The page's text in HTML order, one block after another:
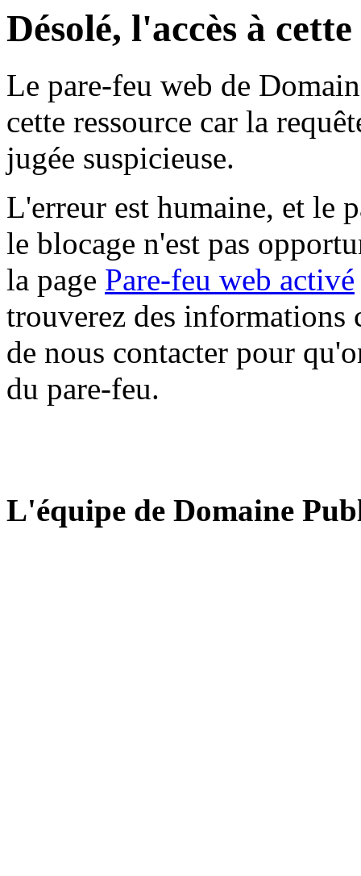
Désolé, l'accès à
Le pare-feu web de
cette ressource car la
jugée suspicieuse.
L'erreur est humaine, et le
le blocage n'est pas
la page Pare-feu web activé
trouverez des informations
de nous contacter pour
du pare-feu.
L'équipe de Domaine